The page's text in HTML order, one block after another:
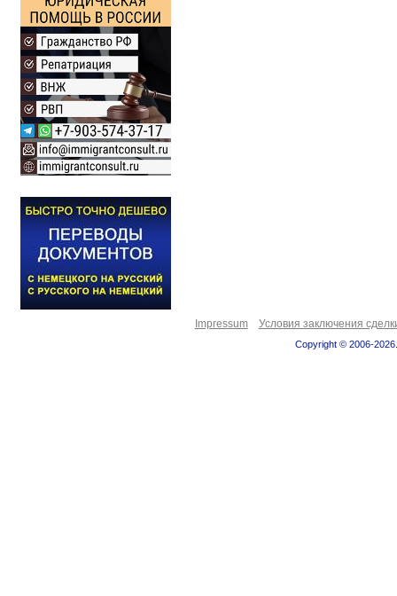
Impressum Условия заключения
Copyright © 2006-